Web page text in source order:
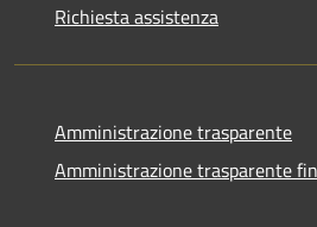
Richiesta assistenza
Amministrazione trasparente
Amministrazione trasparente